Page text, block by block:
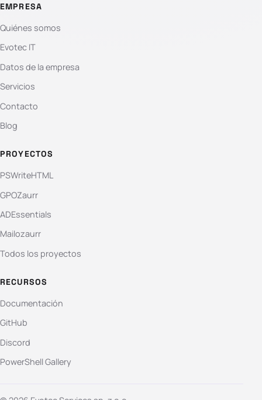
EMPRESA
Quiénes somos
Evotec IT
Datos de la empresa
Servicios
Contacto
Blog
PROYECTOS
PSWriteHTML
GPOZaurr
ADEssentials
Mailozaurr
Todos los proyectos
RECURSOS
Documentación
GitHub
Discord
PowerShell Gallery